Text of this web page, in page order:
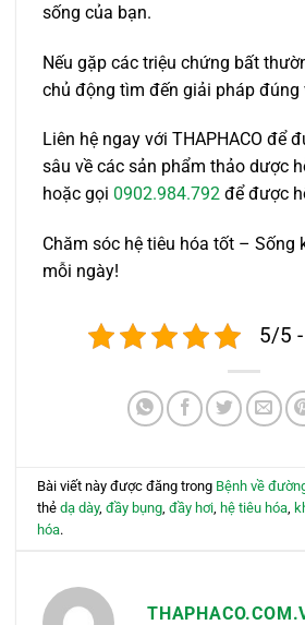
sống của bạn.
Nếu gặp các triệu chứng bất
chủ động tìm đến giải pháp đúng
Liên hệ ngay với THAPHACO để
sâu về các sản phẩm thảo dược
hoặc gọi 0902.984.792 để được
Chăm sóc hệ tiêu hóa tốt – Sống
mỗi ngày!
5/5
Bài viết này được đăng trong Bệnh về
thẻdạ dày,đầy bụng ,đầy hơi hệ tiêu hóa
hóa.